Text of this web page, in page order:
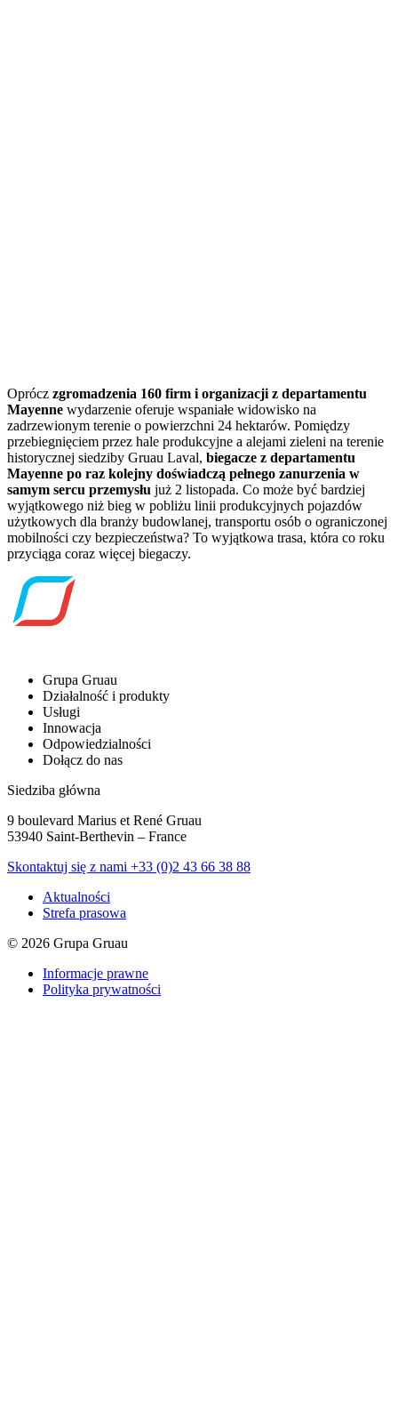
Oprócz zgromadzenia 160 firm i organizacji z departamentu
Mayenne wydarzenie oferuje wspaniałe widowisko na
zadrzewionym terenie o powierzchni 24 hektarów. Pomiędzy
przebiegnięciem przez hale produkcyjne a alejami zieleni na terenie
historycznej siedziby Gruau Laval, biegacze z departamentu
Mayenne po raz kolejny doświadczą pełnego zanurzenia w
samym sercu przemysłu już 2 listopada. Co może być bardziej
wyjątkowego niż bieg w pobliżu linii produkcyjnych pojazdów
użytkowych dla branży budowlanej, transportu osób o ograniczonej
mobilności czy bezpieczeństwa? To wyjątkowa trasa, która co roku
przyciąga coraz więcej biegaczy.
Grupa Gruau
Działalność i produkty
Usługi
Innowacja
Odpowiedzialności
Dołącz do nas
Siedziba główna
9 boulevard Marius et René Gruau
53940 Saint-Berthevin – France
Skontaktuj się z nami +33 (0)2 43 66 38 88
Aktualności
Strefa prasowa
© 2026 Grupa Gruau
Informacje prawne
Polityka prywatności